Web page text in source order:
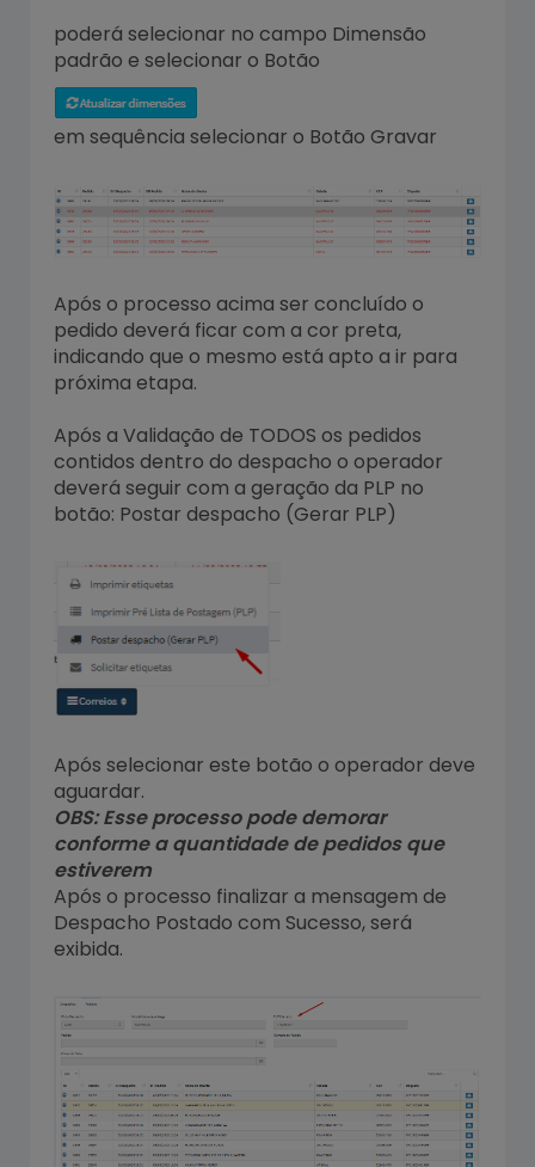
poderá selecionar no campo Dimensão
padrão e selecionar o Botão
em sequência selecionar o Botão Gravar
Após o processo acima ser concluído o
pedido deverá ficar com a cor preta,
indicando que o mesmo está apto a ir para
próxima etapa.
Após a Validação de TODOS os pedidos
contidos dentro do despacho o operador
deverá seguir com a geração da PLP no
botão: Postar despacho (Gerar PLP)
Após selecionar este botão o operador deve
aguardar.
OBS: Esse processo pode demorar
conforme a quantidade de pedidos que
estiverem
Após o processo finalizar a mensagem de
Despacho Postado com Sucesso, será
exibida.